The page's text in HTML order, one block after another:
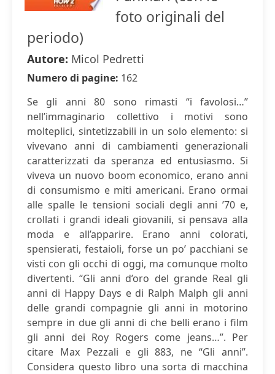
foto originali del
periodo)
Autore: Micol Pedretti
Numero di pagine: 162
Se gli anni 80 sono rimasti “i favolosi…”
nell’immaginario collettivo i motivi sono
molteplici, sintetizzabili in un solo elemento: si
vivevano anni di cambiamenti generazionali
caratterizzati da speranza ed entusiasmo. Si
viveva un nuovo boom economico, erano anni
di consumismo e miti americani. Erano ormai
alle spalle le tensioni sociali degli anni ’70 e,
crollati i grandi ideali giovanili, si pensava alla
moda e all’apparire. Erano anni colorati,
spensierati, festaioli, forse un po’ pacchiani se
visti con gli occhi di oggi, ma comunque molto
divertenti. “Gli anni d’oro del grande Real gli
anni di Happy Days e di Ralph Malph gli anni
delle grandi compagnie gli anni in motorino
sempre in due gli anni di che belli erano i film
gli anni dei Roy Rogers come jeans…”. Per
citare Max Pezzali e gli 883, ne “Gli anni”.
Considera questo libro una sorta di macchina